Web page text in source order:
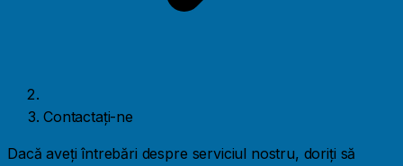
Contactaţi-ne
Dacă aveți întrebări despre serviciul nostru, doriți să